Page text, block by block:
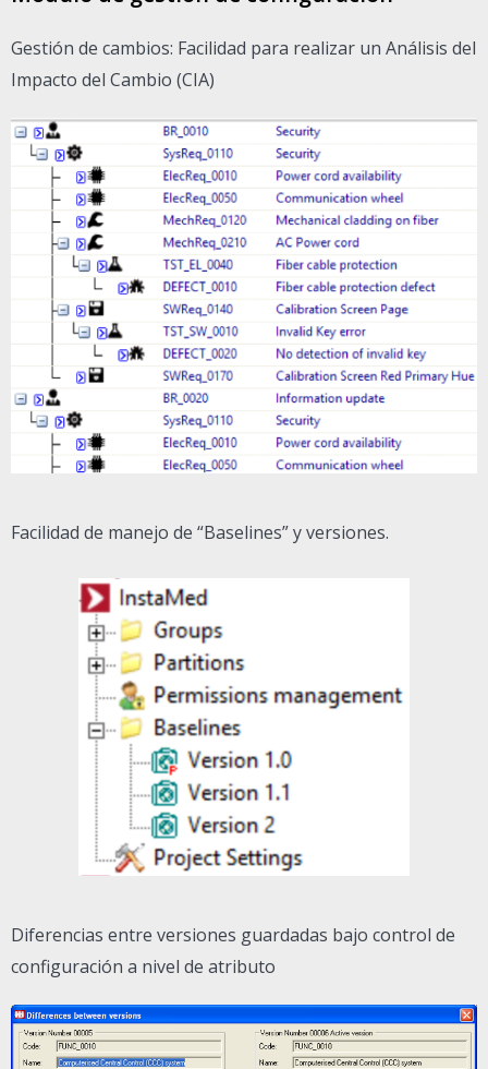
Gestión de cambios: Facilidad para realizar un Análisis del
Impacto del Cambio (CIA)
Facilidad de manejo de “Baselines” y versiones.
Diferencias entre versiones guardadas bajo control de
configuración a nivel de atributo